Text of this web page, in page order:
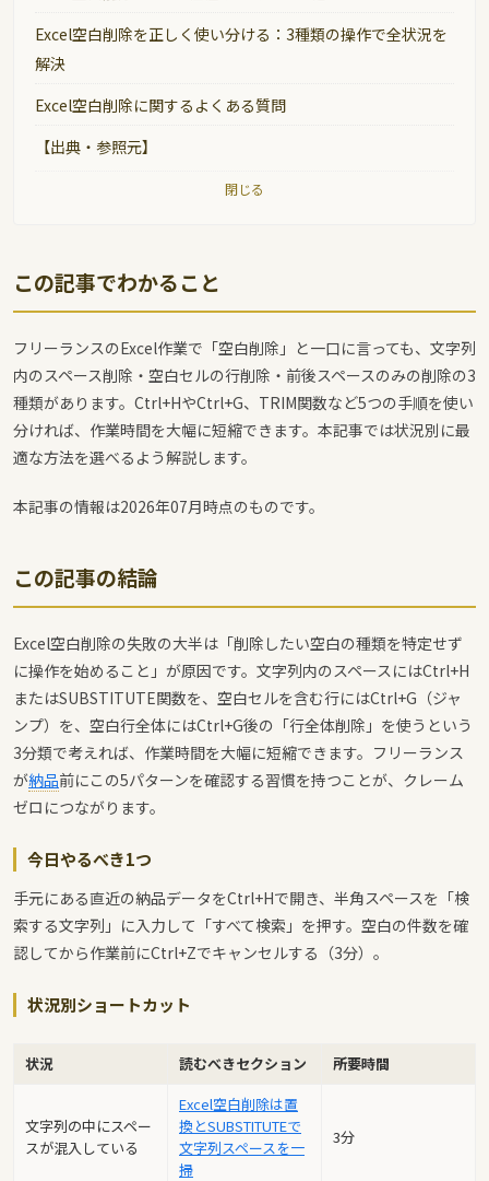
Excel空白削除を正しく使い分ける：3種類の操作で全状況を
解決
Excel空白削除に関するよくある質問
【出典・参照元】
閉じる
この記事でわかること
フリーランスのExcel作業で「空白削除」と一口に言っても、文字列
内のスペース削除・空白セルの行削除・前後スペースのみの削除の3
種類があります。Ctrl+HやCtrl+G、TRIM関数など5つの手順を使い
分ければ、作業時間を大幅に短縮できます。本記事では状況別に最
適な方法を選べるよう解説します。
本記事の情報は2026年07月時点のものです。
この記事の結論
Excel空白削除の失敗の大半は「削除したい空白の種類を特定せず
に操作を始めること」が原因です。文字列内のスペースにはCtrl+H
またはSUBSTITUTE関数を、空白セルを含む行にはCtrl+G（ジャ
ンプ）を、空白行全体にはCtrl+G後の「行全体削除」を使うという
3分類で考えれば、作業時間を大幅に短縮できます。フリーランス
が納品前にこの5パターンを確認する習慣を持つことが、クレーム
ゼロにつながります。
今日やるべき1つ
手元にある直近の納品データをCtrl+Hで開き、半角スペースを「検
索する文字列」に入力して「すべて検索」を押す。空白の件数を確
認してから作業前にCtrl+Zでキャンセルする（3分）。
状況別ショートカット
状況 読むべきセクション 所要時間
文字列の中にスペー
スが混入している
Excel空白削除は置
換とSUBSTITUTEで
文字列スペースを一
掃
3分